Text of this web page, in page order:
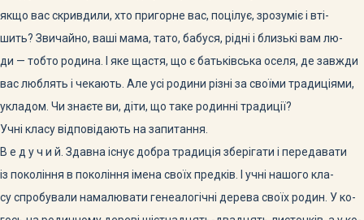
якщо вас скривдили, хто пригорне вас, поцілує, зрозуміє і вті-
шить? Звичайно, ваші мама, тато, бабуся, рідні і близькі вам лю-
ди — тобто родина. І яке щастя, що є батьківська оселя, де завжди
вас люблять і чекають. Але усі родини різні за своїми традиціями,
укладом. Чи знаєте ви, діти, що таке родинні традиції?
Учні класу відповідають на запитання.
В е д у ч и й. Здавна існує добра традиція зберігати і передавати
із покоління в покоління імена своїх предків. І учні нашого кла-
су спробували намалювати генеалогічні дерева своїх родин. У ко-